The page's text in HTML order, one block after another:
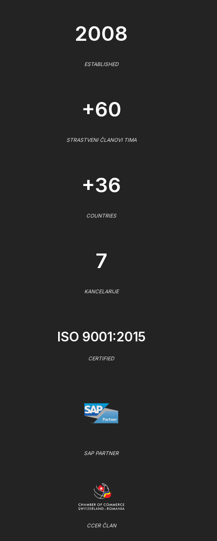
2008
ESTABLISHED
+60
STRASTVENI ČLANOVI TIMA
+36
COUNTRIES
7
KANCELARIJE
ISO 9001:2015
CERTIFIED
SAP PARTNER
CCER ČLAN